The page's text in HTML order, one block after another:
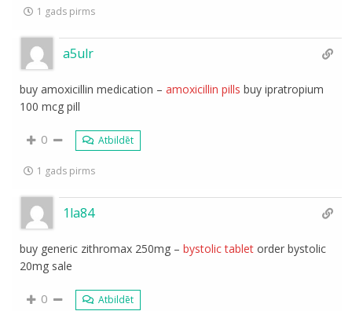
1 gads pirms
a5ulr
buy amoxicillin medication –amoxicillin pills buy ipratropium
100 mcg pill
0 Atbildēt
1 gads pirms
1la84
buy generic zithromax 250mg –bystolic tablet order bystolic
20mg sale
0 Atbildēt